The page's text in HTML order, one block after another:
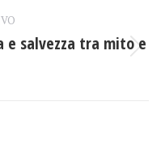
e salvezza tra mito e